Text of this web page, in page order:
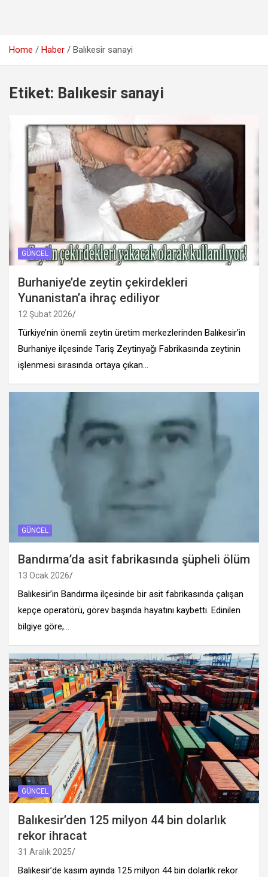
Home Haber Balıkesir sanayi
Etiket: Balıkesir sanayi
GÜNCEL
Burhaniye’de zeytin çekirdekleri
Yunanistan’a ihraç ediliyor
12 Şubat 2026
Türkiye’nin önemli zeytin üretim merkezlerinden Balıkesir’in
Burhaniye ilçesinde Tariş Zeytinyağı Fabrikasında zeytinin
işlenmesi sırasında ortaya çıkan…
GÜNCEL
Bandırma’da asit fabrikasında şüpheli ölüm
13 Ocak 2026
Balıkesir’in Bandırma ilçesinde bir asit fabrikasında çalışan
kepçe operatörü, görev başında hayatını kaybetti. Edinilen
bilgiye göre,…
GÜNCEL
Balıkesir’den 125 milyon 44 bin dolarlık
rekor ihracat
31 Aralık 2025
Balıkesir’de kasım ayında 125 milyon 44 bin dolarlık rekor